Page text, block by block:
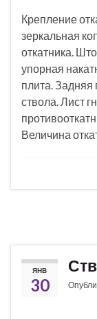
Крепление
зеркальная
откатника.
упорная
плита. Задняя
ствола. Лист
Величина
ЯНВ
30